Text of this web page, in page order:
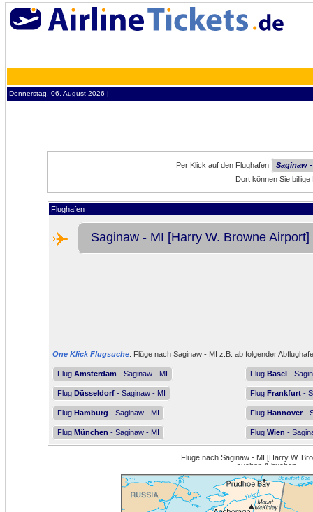
Donnerstag, 06. August 2026 ¦
Per Klick auf den Flughafen
Saginaw
Dort können Sie
Flughafen
Saginaw - MI [Harry W. Browne Airport]
One Klick Flugsuche: Flüge nach Saginaw - MI z.B. ab folgender
Flug Amsterdam - Saginaw - MI Flug Basel -
Flug Düsseldorf - Saginaw - MI Flug Frankfurt -
Flug Hamburg - Saginaw - MI Flug Hannover -
Flug München - Saginaw - MI Flug Wien -